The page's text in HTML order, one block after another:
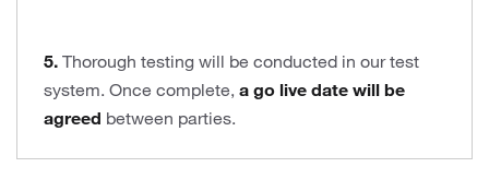
5. Thorough testing will be conducted in our test
system. Once complete, a go live date will be
agreed between parties.